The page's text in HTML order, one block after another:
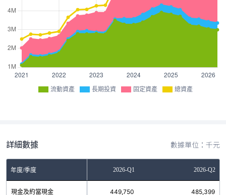
流動資產 長期投資 固定資產 總資產
詳細數據 數據單位：千元
年度/季度2025-Q4 2026-Q1 2026-Q2
現金及約當現金
554,147 449,750 485,399